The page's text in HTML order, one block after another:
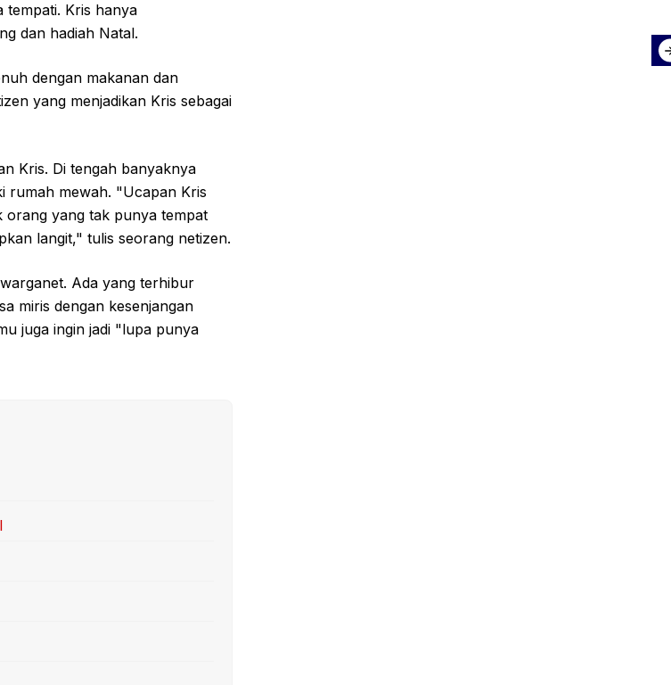
tempati. Kris hanya
dan hadiah Natal.
dengan makanan dan
yang menjadikan Kris sebagai
Kris. Di tengah banyaknya
rumah mewah. "Ucapan Kris
orang yang tak punya tempat
langit," tulis seorang netizen.
Ada yang terhibur
miris dengan kesenjangan
juga ingin jadi "lupa punya